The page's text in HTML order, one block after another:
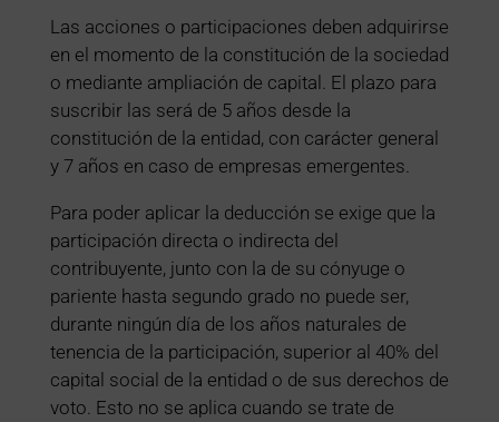
Las acciones o participaciones deben adquirirse
en el momento de la constitución de la sociedad
o mediante ampliación de capital. El plazo para
suscribir las será de 5 años desde la
constitución de la entidad, con carácter general
y 7 años en caso de empresas emergentes.
Para poder aplicar la deducción se exige que la
participación directa o indirecta del
contribuyente, junto con la de su cónyuge o
pariente hasta segundo grado no puede ser,
durante ningún día de los años naturales de
tenencia de la participación, superior al 40% del
capital social de la entidad o de sus derechos de
voto. Esto no se aplica cuando se trate de